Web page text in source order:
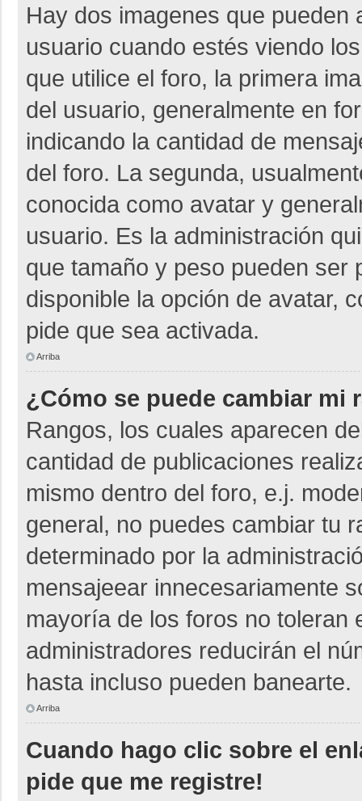
Hay dos imagenes que
usuario cuando estés viendo
que utilice el foro, la primera
del usuario, generalmente en
indicando la cantidad de
del foro. La segunda,
conocida como avatar y
usuario. Es la administración
que tamaño y peso pueden ser
disponible la opción de avatar,
pide que sea activada.
Arriba
¿Cómo se puede cambiar mi
Rangos, los cuales aparecen
cantidad de publicaciones
mismo dentro del foro, e.j.
general, no puedes cambiar tu
determinado por la
mensajeear innecesariamente
mayoría de los foros no toleran
administradores reducirán el
hasta incluso pueden banearte.
Arriba
Cuando hago clic sobre el
pide que me registre!